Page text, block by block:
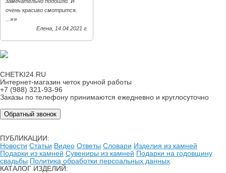
очень красиво смотрится.
»»
Елена, 14.04.2021 г.
CHETKI24.RU
Интернет-магазин четок ручной работы
+7 (988) 321-93-96
Заказы по телефону принимаются ежедневно и круглосуточно
Обратный звонок
ПУБЛИКАЦИИ:
Новости Статьи Видео Ответы Словари Изделия из камней
Подарки из камней Сувениры из камней Подарки на годовщину
свадьбы Политика обработки персоальных данных
КАТАЛОГ ИЗДЕЛИЙ: